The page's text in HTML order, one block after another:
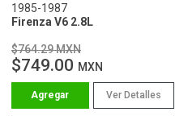
1985-1987
Firenza V6 2.8L
$764.29 MXN
$749.00 MXN
Ver Detalles